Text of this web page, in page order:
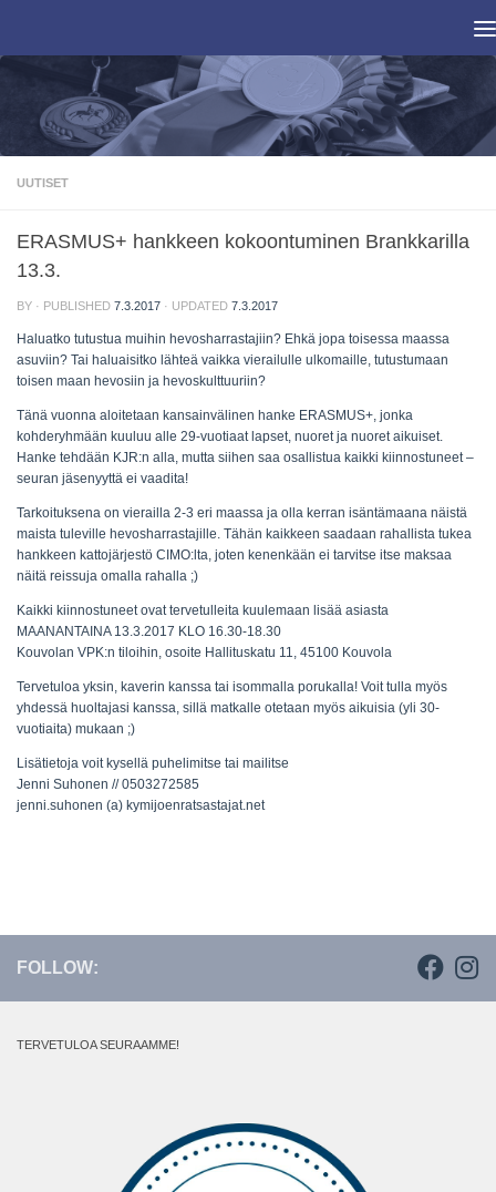
UUTISET
ERASMUS+ hankkeen kokoontuminen Brankkarilla
13.3.
BY · PUBLISHED 7.3.2017 · UPDATED 7.3.2017
Haluatko tutustua muihin hevosharrastajiin? Ehkä jopa toisessa maassa
asuviin? Tai haluaisitko lähteä vaikka vierailulle ulkomaille, tutustumaan
toisen maan hevosiin ja hevoskulttuuriin?
Tänä vuonna aloitetaan kansainvälinen hanke ERASMUS+, jonka
kohderyhmään kuuluu alle 29-vuotiaat lapset, nuoret ja nuoret aikuiset.
Hanke tehdään KJR:n alla, mutta siihen saa osallistua kaikki kiinnostuneet –
seuran jäsenyyttä ei vaadita!
Tarkoituksena on vierailla 2-3 eri maassa ja olla kerran isäntämaana näistä
maista tuleville hevosharrastajille. Tähän kaikkeen saadaan rahallista tukea
hankkeen kattojärjestö CIMO:lta, joten kenenkään ei tarvitse itse maksaa
näitä reissuja omalla rahalla ;)
Kaikki kiinnostuneet ovat tervetulleita kuulemaan lisää asiasta
MAANANTAINA 13.3.2017 KLO 16.30-18.30
Kouvolan VPK:n tiloihin, osoite Hallituskatu 11, 45100 Kouvola
Tervetuloa yksin, kaverin kanssa tai isommalla porukalla! Voit tulla myös
yhdessä huoltajasi kanssa, sillä matkalle otetaan myös aikuisia (yli 30-
vuotiaita) mukaan ;)
Lisätietoja voit kysellä puhelimitse tai mailitse
Jenni Suhonen // 0503272585
jenni.suhonen (a) kymijoenratsastajat.net
FOLLOW:
TERVETULOA SEURAAMME!